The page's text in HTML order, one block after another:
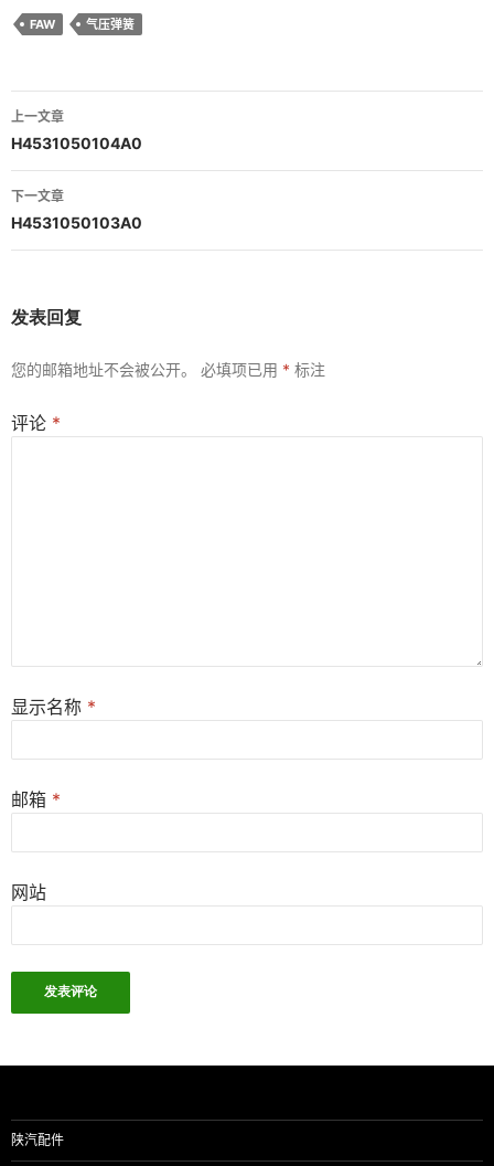
FAW 气压弹簧
文
章
导
航
上一文章
H4531050104A0
下一文章
H4531050103A0
发表回复
您的邮箱地址不会被公开。 必填项已用 * 标注
评论 *
显示名称 *
邮箱 *
网站
陕汽配件